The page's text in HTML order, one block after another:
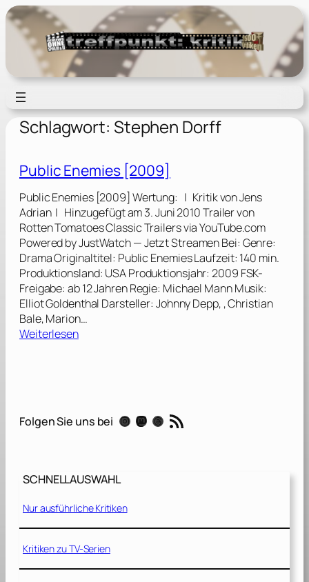
Zum
Inhalt
springen
Schlagwort: Stephen Dorff
Public Enemies [2009]
Public Enemies [2009] Wertung: | Kritik von Jens
Adrian | Hinzugefügt am 3. Juni 2010 Trailer von
Rotten Tomatoes Classic Trailers via YouTube.com
Powered by JustWatch — Jetzt Streamen Bei: Genre:
Drama Originaltitel: Public Enemies Laufzeit: 140 min.
Produktionsland: USA Produktionsjahr: 2009 FSK-
Freigabe: ab 12 Jahren Regie: Michael Mann Musik:
Elliot Goldenthal Darsteller: Johnny Depp, , Christian
Bale, Marion…
Weiterlesen:
c
m
e
s
[
Folgen Sie uns bei Instagram Mastodon Threads RSS-Feed
SCHNELLAUSWAHL
Nur ausführliche Kritiken
Kritiken zu TV-Serien